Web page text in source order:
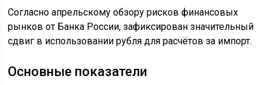
Согласно апрельскому обзору рисков финансовых
рынков от Банка России, зафиксирован значительный
сдвиг в использовании рубля для расчётов за импорт.
Основные показатели